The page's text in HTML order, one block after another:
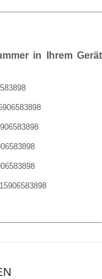
in Ihrem Gerät